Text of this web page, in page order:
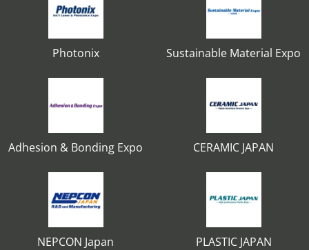
Photonix Sustainable Material Expo
Adhesion & Bonding Expo CERAMIC JAPAN
NEPCON Japan PLASTIC JAPAN